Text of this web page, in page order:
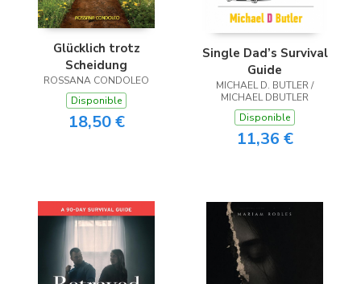
Glücklich trotz
Scheidung
ROSSANA CONDOLEO
Disponible
18,50 €
Single Dad’s Survival
Guide
MICHAEL D. BUTLER /
MICHAEL DBUTLER
Disponible
11,36 €